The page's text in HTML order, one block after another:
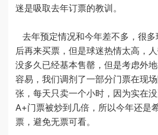
迷是吸取去年订票的教训。
去年预定情况和今年差不多，很
后再来买票，但是球迷热情太高，
没多久已经基本售罄，但是考虑外
容易，我们调剂了一部分门票在现
张，每天只卖一个小时，因为实在
A+门票被炒到几倍，所以今年还是
票，避免无票可看。